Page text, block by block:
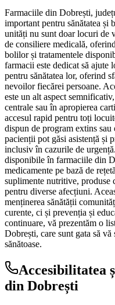
Farmaciile din Dobrești,
important pentru sănătatea și
unități nu sunt doar locuri de
de consiliere medicală,
bolilor și tratamentele
farmacii este dedicat să ajute
pentru sănătatea lor, oferind
nevoilor fiecărei persoane.
este un alt aspect
centrale sau în apropierea
accesul rapid pentru toți
dispun de program extins sau
pacienții pot găsi asistență și
inclusiv în cazurile de
disponibile în farmaciile din
medicamente pe bază de
suplimente nutritive, produse
pentru diverse afecțiuni.
menținerea sănătății
curente, ci și prevenția și
continuare, vă prezentăm o
Dobrești, care sunt gata să
sănătoase.
Accesibilitatea
din Dobrești